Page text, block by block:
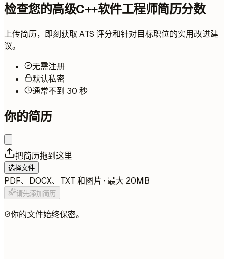
检查您的高级C++软件工程师简历分数
上传简历，即刻获取 ATS 评分和针对目标职位的实用改进建
议。
无需注册
默认私密
通常不到 30 秒
你的简历
把简历拖到这里
选择文件
PDF、DOCX、TXT 和图片 · 最大 20MB
请先添加简历
你的文件始终保密。